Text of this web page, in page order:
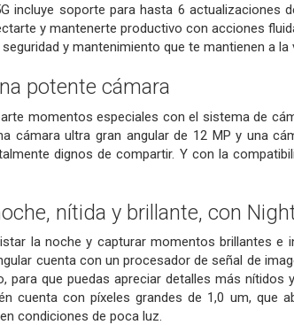
incluye soporte para hasta 6
y mantenerte productivo con acciones
y mantenimiento que te mantienen a
potente cámara
momentos especiales con el sistema de
cámara ultra gran angular de 12 MP y una
dignos de compartir. Y con la
nítida y brillante, con
la noche y capturar momentos brillantes e
cuenta con un procesador de señal de
para que puedas apreciar detalles más
cuenta con píxeles grandes de 1,0 um,
condiciones de poca luz.